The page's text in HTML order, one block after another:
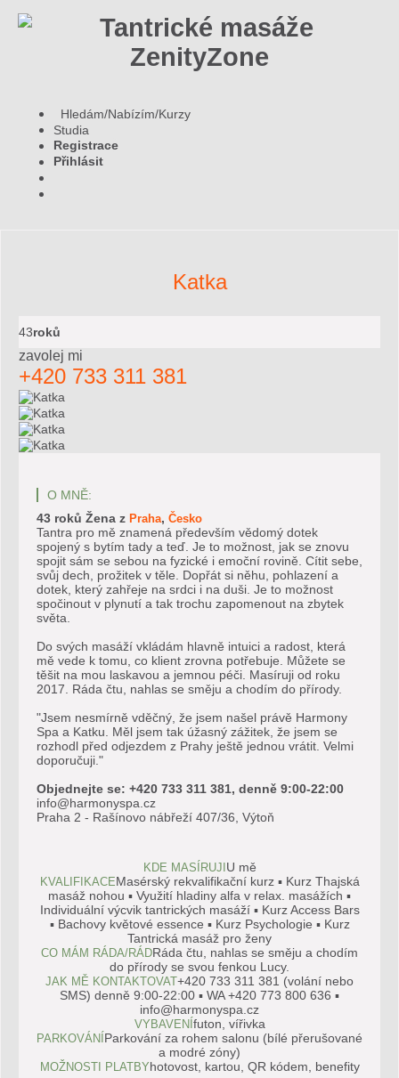
Hledám/Nabízím/Kurzy
Studia
Registrace
Přihlásit
Katka
43roků
zavolej mi
+420 733 311 381
O MNĚ:
43 roků Žena z Praha, Česko
Tantra pro mě znamená především vědomý dotek
spojený s bytím tady a teď. Je to možnost, jak se znovu
spojit sám se sebou na fyzické i emoční rovině. Cítit sebe,
svůj dech, prožitek v těle. Dopřát si něhu, pohlazení a
dotek, který zahřeje na srdci i na duši. Je to možnost
spočinout v plynutí a tak trochu zapomenout na zbytek
světa.
Do svých masáží vkládám hlavně intuici a radost, která
mě vede k tomu, co klient zrovna potřebuje. Můžete se
těšit na mou laskavou a jemnou péči. Masíruji od roku
2017. Ráda čtu, nahlas se směju a chodím do přírody.
"Jsem nesmírně vděčný, že jsem našel právě Harmony
Spa a Katku. Měl jsem tak úžasný zážitek, že jsem se
rozhodl před odjezdem z Prahy ještě jednou vrátit. Velmi
doporučuji."
Objednejte se: +420 733 311 381, denně 9:00-22:00
info@harmonyspa.cz
Praha 2 - Rašínovo nábřeží 407/36, Výtoň
KDE MASÍRUJI U mě
KVALIFIKACEMasérský rekvalifikační kurz ▪ Kurz Thajská
masáž nohou ▪ Využití hladiny alfa v relax. masážích ▪
Individuální výcvik tantrických masáží ▪ Kurz Access Bars
▪ Bachovy květové essence ▪ Kurz Psychologie ▪ Kurz
Tantrická masáž pro ženy
CO MÁM RÁDA/RÁDRáda čtu, nahlas se směju a chodím
do přírody se svou fenkou Lucy.
JAK MĚ KONTAKTOVAT+420 733 311 381 (volání nebo
SMS) denně 9:00-22:00 ▪ WA +420 773 800 636 ▪
info@harmonyspa.cz
VYBAVENÍ futon, vířivka
PARKOVÁNÍ Parkování za rohem salonu (bílé přerušované
a modré zóny)
MOŽNOSTI PLATBYhotovost, kartou, QR kódem, benefity